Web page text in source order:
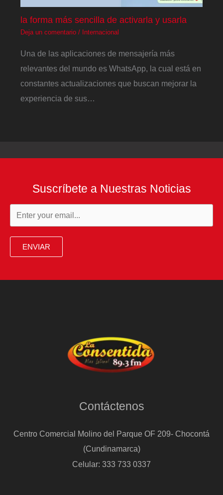
la forma más sencilla de activarla y usarla
Deja un comentario / Internacional
Una de las aplicaciones de mensajería más
relevantes del mundo es WhatsApp, la cual está en
constantes actualizaciones que buscan mejorar la
experiencia de sus…
Suscríbete a Nuestras Noticias
ENVIAR
Contáctenos
Centro Comercial Molino del Parque OF 209- Chocontá
(Cundinamarca)
Celular: 333 733 0337